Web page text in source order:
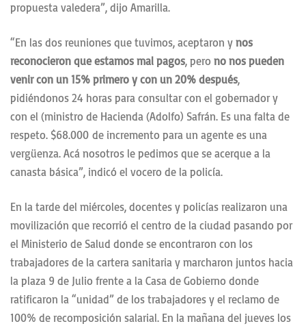
propuesta valedera”, dijo Amarilla.
“En las dos reuniones que tuvimos, aceptaron y nos
reconocieron que estamos mal pagos, pero no nos pueden
venir con un 15% primero y con un 20% después,
pidiéndonos 24 horas para consultar con el gobernador y
con el (ministro de Hacienda (Adolfo) Safrán. Es una falta de
respeto. $68.000 de incremento para un agente es una
vergüenza. Acá nosotros le pedimos que se acerque a la
canasta básica”, indicó el vocero de la policía.
En la tarde del miércoles, docentes y policías realizaron una
movilización que recorrió el centro de la ciudad pasando por
el Ministerio de Salud donde se encontraron con los
trabajadores de la cartera sanitaria y marcharon juntos hacia
la plaza 9 de Julio frente a la Casa de Gobierno donde
ratificaron la “unidad” de los trabajadores y el reclamo de
100% de recomposición salarial. En la mañana del jueves los